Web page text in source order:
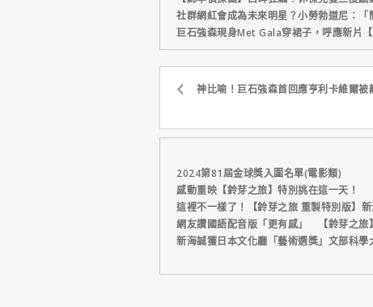
社群網紅會成為未來明星？小勞勃道尼：「
巨石強森現身Met Gala穿裙子，呼應新片【
神比喻！巨石強森首回應亨利卡維爾被
2024第81屆金球獎入圍名單(電影類)
感動重映【鈴芽之旅】特別挑在這一天！
這裡不一樣了！【鈴芽之旅 重製特別版】
網友讚國語配音版「更有感」 【鈴芽之旅
新海誠獲日本文化廳「藝術選獎」文部科